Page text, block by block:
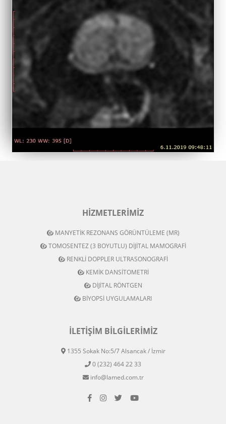
HIZMETLERIMIZ
MANYETİK REZONANS GÖRÜNTÜLEME (MR)
TOMOSENTEZ (3 BOYUTLU) DİJİTAL MAMOGRAFİ
RENKLİ DOPPLER ULTRASONOGRAFİ
KEMİK DANSİTOMETRİ
DİJİTAL RÖNTGEN
BİYOPSİ UYGULAMALARI
İLETIŞIM BILGILERIMIZ
1355 Sokak No:5/7 Alsancak / İzmir
0 (232) 464 22 33
info@lamed.com.tr